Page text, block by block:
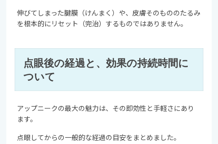
伸びてしまった腱膜（けんまく）や、皮膚そのもののたるみ
を根本的にリセット（完治）するものではありません。
点眼後の経過と、効果の持続時間に
ついて
アップニークの最大の魅力は、その即効性と手軽さにあり
ます。
点眼してからの一般的な経過の目安をまとめました。